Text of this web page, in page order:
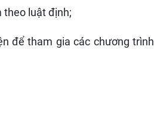
theo luật định;
để tham gia các chương trình